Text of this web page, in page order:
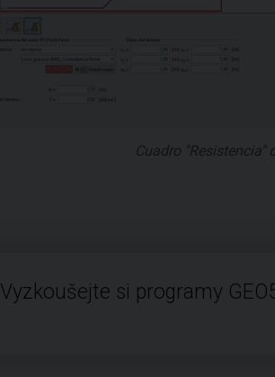
Cuadro "Resistencia"
Vyzkoušejte si programy